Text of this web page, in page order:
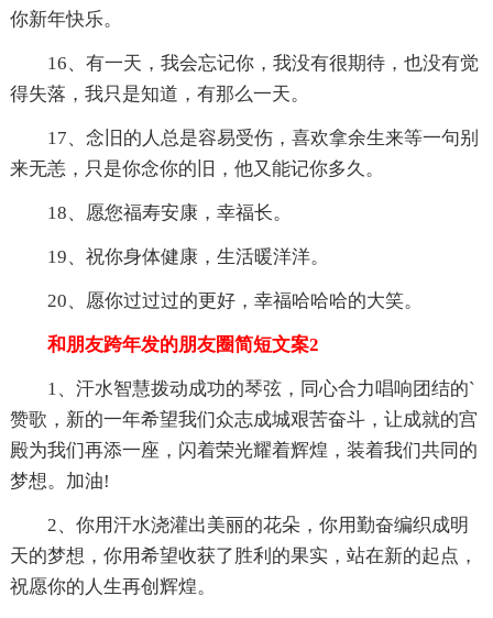
你新年快乐。
16、有一天，我会忘记你，我没有很期待，也没有觉
得失落，我只是知道，有那么一天。
17、念旧的人总是容易受伤，喜欢拿余生来等一句别
来无恙，只是你念你的旧，他又能记你多久。
18、愿您福寿安康，幸福长。
19、祝你身体健康，生活暖洋洋。
20、愿你过过过的更好，幸福哈哈哈的大笑。
和朋友跨年发的朋友圈简短文案2
1、汗水智慧拨动成功的琴弦，同心合力唱响团结的`
赞歌，新的一年希望我们众志成城艰苦奋斗，让成就的宫
殿为我们再添一座，闪着荣光耀着辉煌，装着我们共同的
梦想。加油!
2、你用汗水浇灌出美丽的花朵，你用勤奋编织成明
天的梦想，你用希望收获了胜利的果实，站在新的起点，
祝愿你的人生再创辉煌。